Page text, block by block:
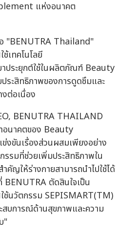
แห่งอนาคต
"BENUTRA Thailand"
เทคโนโลยี
ประยุกต์ใช้ในผลิตภัณฑ์ Beauty
ะสิทธิภาพของการดูดซึมและ
ต่อเนื่อง
BENUTRA THAILAND
อนาคตของ Beauty
งขันเรื่องส่วนผสมเพียงอย่าง
รรมที่ช่วยเพิ่มประสิทธิภาพใน
คัญให้ร่างกายสามารถนำไปใช้ได้
ตัดสินใจเป็น
ช้นวัตกรรม SEPISMART(TM)
สบการณ์ด้านสุขภาพและความ
"